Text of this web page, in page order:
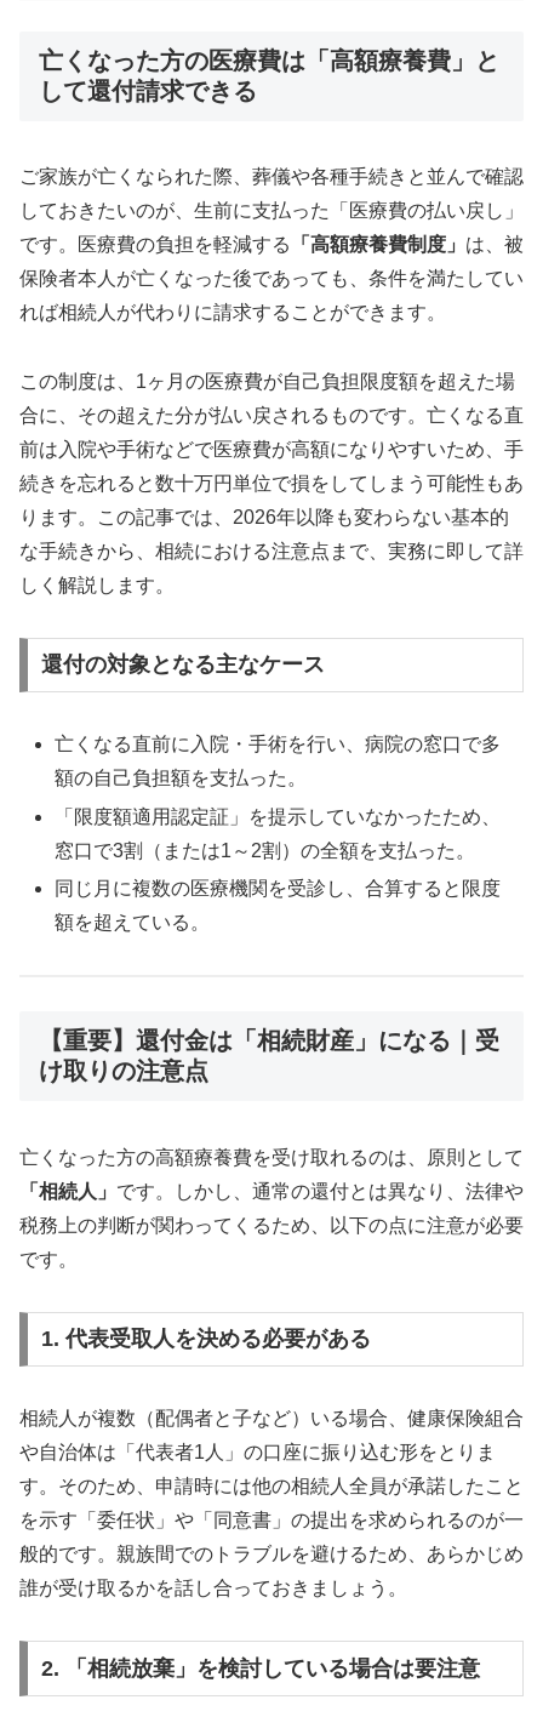
亡くなった方の医療費は「高額療養費」と
して還付請求できる
ご家族が亡くなられた際、葬儀や各種手続きと並んで確認
しておきたいのが、生前に支払った「医療費の払い戻し」
です。医療費の負担を軽減する
「高額療養費制度」 は、被
保険者本人が亡くなった後であっても、条件を満たしてい
れば相続人が代わりに請求することができます。
この制度は、1ヶ月の医療費が自己負担限度額を超えた場
合に、その超えた分が払い戻されるものです。亡くなる直
前は入院や手術などで医療費が高額になりやすいため、手
続きを忘れると数十万円単位で損をしてしまう可能性もあ
ります。この記事では、2026年以降も変わらない基本的
な手続きから、相続における注意点まで、実務に即して詳
しく解説します。
還付の対象となる主なケース
亡くなる直前に入院・手術を行い、病院の窓口で多
額の自己負担額を支払った。
「限度額適用認定証」を提示していなかったため、
窓口で3割（または1～2割）の全額を支払った。
同じ月に複数の医療機関を受診し、合算すると限度
額を超えている。
【重要】還付金は「相続財産」になる｜受
け取りの注意点
亡くなった方の高額療養費を受け取れるのは、原則として
「相続人」 です。しかし、通常の還付とは異なり、法律や
税務上の判断が関わってくるため、以下の点に注意が必要
です。
1. 代表受取人を決める必要がある
相続人が複数（配偶者と子など）いる場合、健康保険組合
や自治体は「代表者1人」の口座に振り込む形をとりま
す。そのため、申請時には他の相続人全員が承諾したこと
を示す「委任状」や「同意書」の提出を求められるのが一
般的です。親族間でのトラブルを避けるため、あらかじめ
誰が受け取るかを話し合っておきましょう。
2. 「相続放棄」を検討している場合は要注意